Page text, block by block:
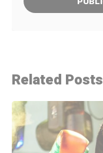
Related Posts